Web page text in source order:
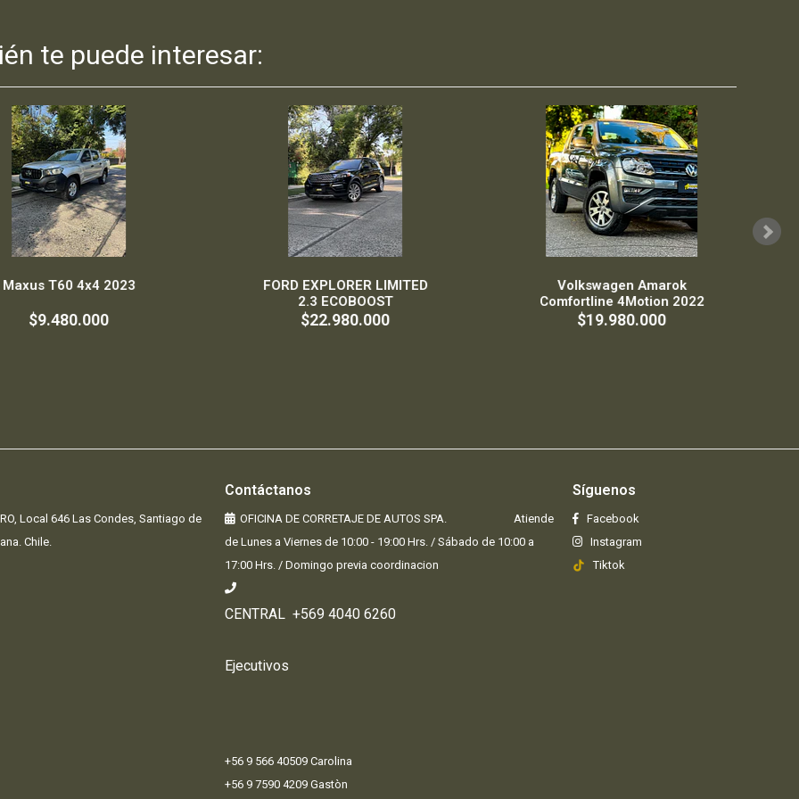
te puede interesar:
T60 4x4 2023
$9.480.000
FORD EXPLORER LIMITED
2.3 ECOBOOST
$22.980.000
Volkswagen Amarok
Comfortline 4Motion 2022
$19.980.000
Local 646 Las Condes, Santiago de
Chile.
Contáctanos
OFICINA DE CORRETAJE DE AUTOS SPA. Atiende
de Lunes a Viernes de 10:00 - 19:00 Hrs. / Sábado de 10:00 a
17:00 Hrs. / Domingo previa coordinacion
CENTRAL +569 4040 6260
Ejecutivos
+56 9 566 40509 Carolina
+56 9 7590 4209 Gastòn
Síguenos
Facebook
Instagram
Tiktok